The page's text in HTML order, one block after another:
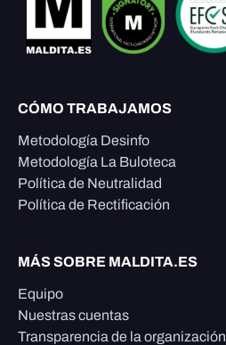
CÓMO TRABAJAMOS
Metodología Desinfo
Metodología La Buloteca
Política de Neutralidad
Política de Rectificación
MÁS SOBRE MALDITA.ES
Equipo
Nuestras cuentas
Transparencia de la organización